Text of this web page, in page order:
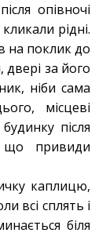
опівночі
рідні.
на поклик до
за його
ніби сама
місцеві
після
що привиди
каплицю,
всі сплять і
біля